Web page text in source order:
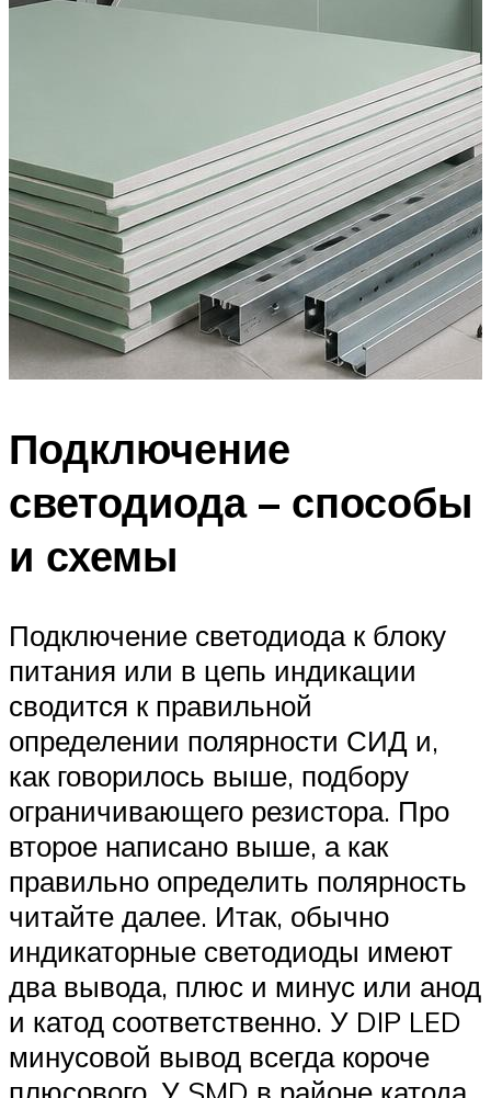
Подключение
светодиода – способы
и схемы
Подключение светодиода к блоку
питания или в цепь индикации
сводится к правильной
определении полярности СИД и,
как говорилось выше, подбору
ограничивающего резистора. Про
второе написано выше, а как
правильно определить полярность
читайте далее. Итак, обычно
индикаторные светодиоды имеют
два вывода, плюс и минус или анод
и катод соответственно. У DIP LED
минусовой вывод всегда короче